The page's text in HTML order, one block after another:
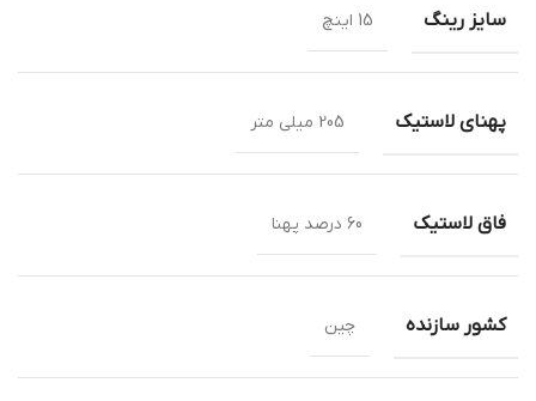
سایز رینگ 15 اینچ
پهنای لاستیک 205 میلی متر
فاق لاستیک 60 درصد پهنا
کشور سازنده چین